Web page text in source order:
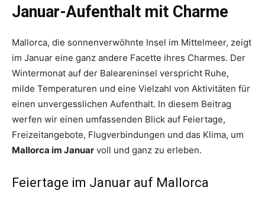
Januar-Aufenthalt mit Charme
Mallorca, die sonnenverwöhnte Insel im Mittelmeer, zeigt
im Januar eine ganz andere Facette ihres Charmes. Der
Wintermonat auf der Baleareninsel verspricht Ruhe,
milde Temperaturen und eine Vielzahl von Aktivitäten für
einen unvergesslichen Aufenthalt. In diesem Beitrag
werfen wir einen umfassenden Blick auf Feiertage,
Freizeitangebote, Flugverbindungen und das Klima, um
Mallorca im Januar voll und ganz zu erleben.
Feiertage im Januar auf Mallorca